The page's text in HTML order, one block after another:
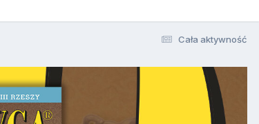
Cała aktywność